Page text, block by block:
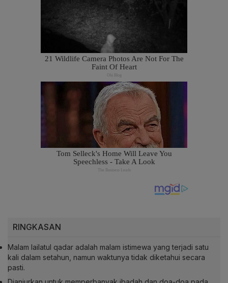
RINGKASAN
Malam lailatul qadar adalah malam istimewa yang terjadi satu
kali dalam setahun, namun waktunya tidak diketahui secara
pasti.